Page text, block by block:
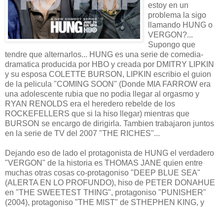
estoy en un
problema la sigo
llamando HUNG o
VERGON?...
Supongo que
tendre que alternarlos... HUNG es una serie de comedia-
dramatica producida por HBO y creada por DMITRY LIPKIN
y su esposa COLETTE BURSON, LIPKIN escribio el guion
de la pelicula "COMING SOON" (Donde MIA FARROW era
una adolescente rubia que no podia llegar al orgasmo y
RYAN RENOLDS era el heredero rebelde de los
ROCKEFELLERS que si la hiso llegar) mientras que
BURSON se encargo de dirigirla. Tambien trabajaron juntos
en la serie de TV del 2007 "THE RICHES"...
Dejando eso de lado el protagonista de HUNG el verdadero
"VERGON" de la historia es THOMAS JANE quien entre
muchas otras cosas co-protagoniso "DEEP BLUE SEA"
(ALERTA EN LO PROFUNDO), hiso de PETER DONAHUE
en "THE SWEETEST THING", protagoniso "PUNISHER"
(2004), protagoniso "THE MIST" de STHEPHEN KING, y